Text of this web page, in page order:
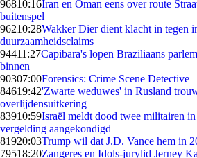
96810:16Iran en Oman eens over route
buitenspel
96210:28Wakker Dier dient klacht in tegen
duurzaamheidsclaims
94411:27Capibara's lopen Braziliaans
binnen
90307:00Forensics: Crime Scene Detective
84619:42'Zwarte weduwes' in Rusland
overlijdensuitkering
83910:59Israël meldt dood twee militairen
vergelding aangekondigd
81920:03Trump wil dat J.D. Vance hem in
79518:20Zangeres en Idols-jurylid Jerney